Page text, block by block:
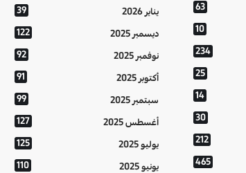
63
10
234
25
14
30
212
465
يناير 2026 39
ديسمبر 2025 122
نوفمبر 2025 92
أكتوبر 2025 91
سبتمبر 2025 99
أغسطس 2025 127
يوليو 2025 125
يونيو 2025 110